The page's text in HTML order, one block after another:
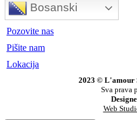
Bosanski
Pozovite nas
Pišite nam
Lokacija
2023 © L'amour
Sva prava
Web